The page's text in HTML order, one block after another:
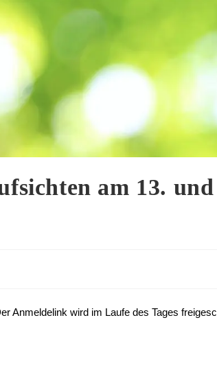
am 13.
Anmeldelink wird im Laufe des Tages